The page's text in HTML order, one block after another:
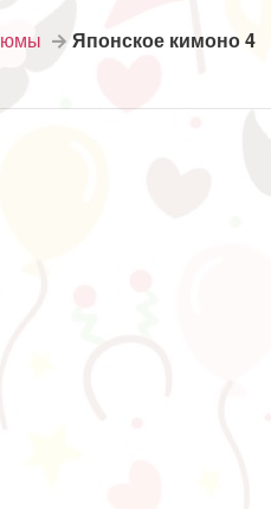
Японское кимоно 4